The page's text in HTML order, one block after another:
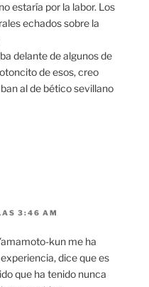
estaría por la labor. Los
echados sobre la
delante de algunos de
de esos, creo
al de bético sevillano
3:46 AM
kun me ha
dice que es
que ha tenido nunca